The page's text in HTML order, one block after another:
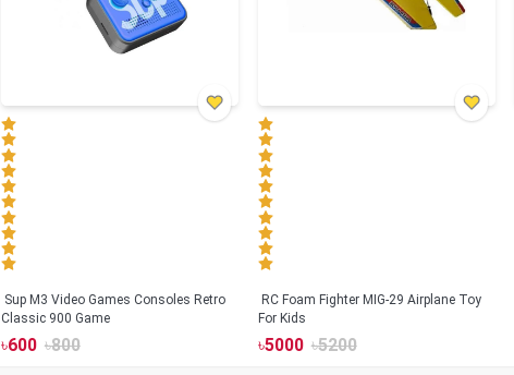
Sup M3 Video Games Consoles Retro
Classic 900 Game
৳600 ৳800
RC Foam Fighter MIG-29 Airplane Toy
For Kids
৳5000 ৳5200